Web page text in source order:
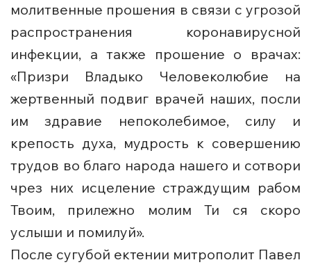
молитвенные прошения в связи с угрозой
распространения коронавирусной
инфекции, а также прошение о врачах:
«Призри Владыко Человеколюбие на
жертвенный подвиг врачей наших, посли
им здравие непоколебимое, силу и
крепость духа, мудрость к совершению
трудов во благо народа нашего и сотвори
чрез них исцеление страждущим рабом
Твоим, прилежно молим Ти ся скоро
услыши и помилуй».
После сугубой ектении митрополит Павел